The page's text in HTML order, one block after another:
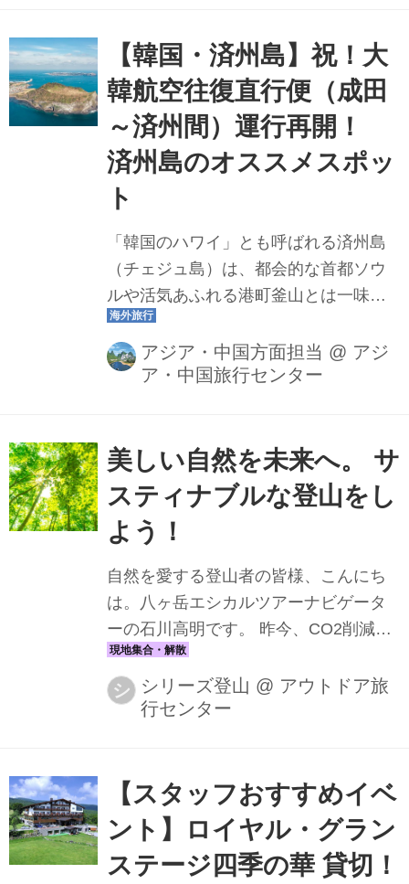
【韓国・済州島】祝！大
韓航空往復直行便（成田
～済州間）運行再開！
済州島のオススメスポッ
ト
「韓国のハワイ」とも呼ばれる済州島
（チェジュ島）は、都会的な首都ソウ
ルや活気あふれる港町釜山とは一味違
った、のどかで豊かな自然がギュッと
詰まった魅力溢れる島です。今回は、
2024年6月に弊社スタッフが視察した内
ご紹介！最後には、クラブツーリズム
スタッフおすすめのツアーもご紹介す
るので、ぜひ済州島観光の参考にして
くださいね♪
アジア・中国方面担当 @ アジ
ア・中国旅行センター
美しい自然を未来へ。 サ
スティナブルな登山をし
よう！
自然を愛する登山者の皆様、こんにち
は。八ヶ岳エシカルツアーナビゲータ
ーの石川高明です。 昨今、CO2削減や
カーボンオフセットのニュースが連日
流れ、『サスティナブル』といった言
葉が日常茶飯事となりました。皆様は
の梅雨、40度を超える各地の熱暑が記
録され話題となり、より多くの人々の
中で地球温暖化への関心が高まりつつ
あります。このような状況からお分か
シ シリーズ登山 @ アウトドア旅
行センター
【スタッフおすすめイベ
ント】ロイヤル・グラン
ステージ四季の華 貸切！